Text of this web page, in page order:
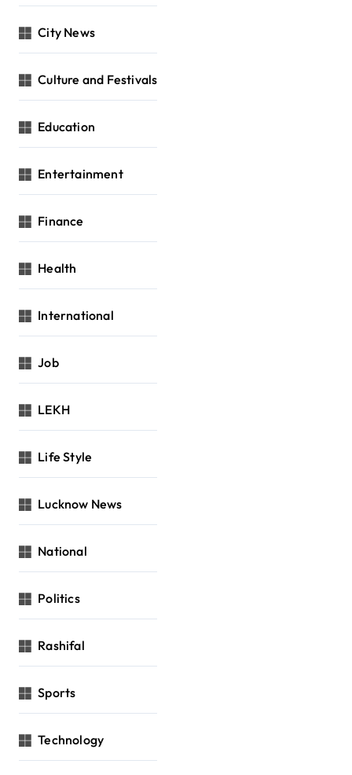
City News
Culture and Festivals
Education
Entertainment
Finance
Health
International
Job
LEKH
Life Style
Lucknow News
National
Politics
Rashifal
Sports
Technology